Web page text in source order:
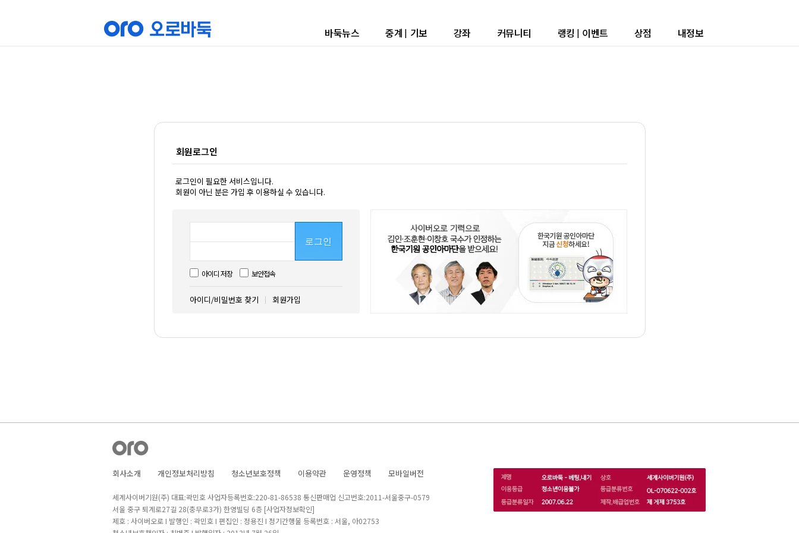
바둑뉴스 중계 | 기보 강좌 커뮤니티 랭킹 | 이벤트 상점 내정보
회원로그인
로그인이 필요한 서비스입니다.
회원이 아닌 분은 가입 후 이용하실 수 있습니다.
로그인
아이디 저장 보안접속
아이디/비밀번호 찾기 회원가입
회사소개 개인정보처리방침 청소년보호정책 이용약관 운영정책 모바일버전
세계사이버기원(주) 대표:곽민호 사업자등록번호:220-81-86538 통신판매업 신고번호:2011-서울중구-0579
서울 중구 퇴계로27길 28(충무로3가) 한영빌딩 6층 [사업자정보확인]
제호 : 사이버오로 I 발행인 : 곽민호 I 편집인 : 정용진 I 정기간행물 등록번호 : 서울, 아02753